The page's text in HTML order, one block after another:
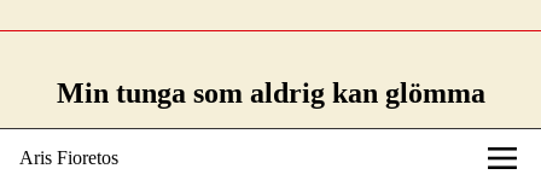
Aris Fioretos
Min tunga som aldrig kan glömma